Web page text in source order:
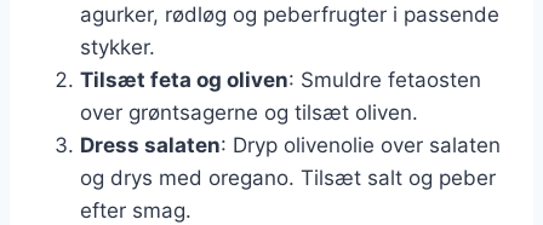
agurker, rødløg og peberfrugter i passende
stykker.
Tilsæt feta og oliven: Smuldre fetaosten
over grøntsagerne og tilsæt oliven.
Dress salaten: Dryp olivenolie over salaten
og drys med oregano. Tilsæt salt og peber
efter smag.